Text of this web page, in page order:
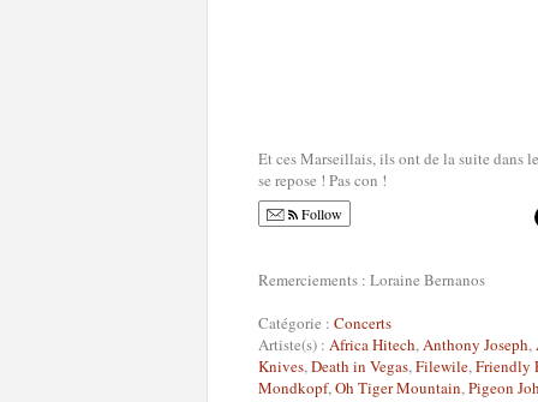
Et ces Marseillais, ils ont de la suite dans
se repose ! Pas con !
Follow
Remerciements : Loraine Bernanos
Catégorie : Concerts
Artiste(s) : Africa Hitech,Anthony Joseph,
Knives,Death in Vegas,Filewile,Friendly
Mondkopf,Oh Tiger Mountain,Pigeon